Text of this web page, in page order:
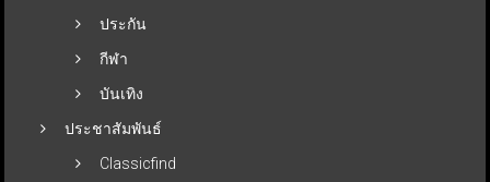
ประกัน
กีฬา
บันเทิง
ประชาสัมพันธ์
Classicfind